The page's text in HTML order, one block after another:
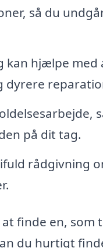
så du
kan hjælpe med
dyrere
på dit tag.
rådgivning
finde en, som
du hurtigt